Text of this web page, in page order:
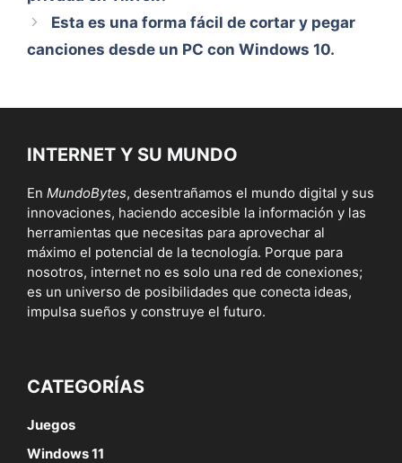
Esta es una forma fácil de cortar y pegar
canciones desde un PC con Windows 10.
INTERNET Y SU MUNDO
En MundoBytes, desentrañamos el mundo digital y sus
innovaciones, haciendo accesible la información y las
herramientas que necesitas para aprovechar al
máximo el potencial de la tecnología. Porque para
nosotros, internet no es solo una red de conexiones;
es un universo de posibilidades que conecta ideas,
impulsa sueños y construye el futuro.
CATEGORÍAS
Juegos
Windows 11